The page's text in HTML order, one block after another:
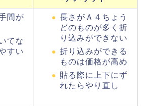
間が
てな
すい
長さがＡ４ちょう
どのものが多く折
り込みができない
折り込みができる
ものは価格が高め
貼る際に上下にず
れたらやり直し